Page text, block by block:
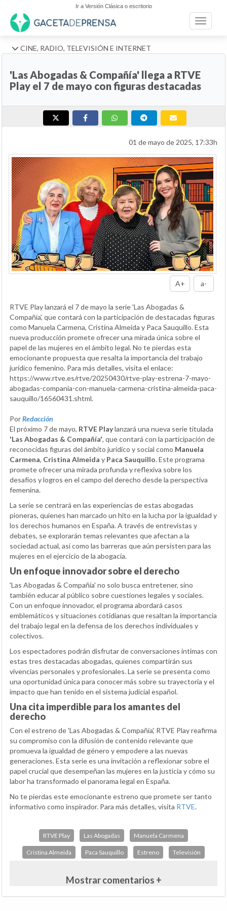
Ir a Versión Clásica o escritorio
Toggle
CINE, RADIO, TELEVISIÓN E INTERNET
'Las Abogadas & Compañía' llega a RTVE
Play el 7 de mayo con figuras destacadas
01 de mayo de 2025, 17:33h
A+ a-
RTVE Play lanzará el 7 de mayo la serie 'Las Abogadas &
Compañía', que contará con la participación de destacadas figuras
como Manuela Carmena, Cristina Almeida y Paca Sauquillo. Esta
nueva producción promete ofrecer una mirada única sobre el
papel de las mujeres en el ámbito legal. No te pierdas esta
emocionante propuesta que resalta la importancia del trabajo
jurídico femenino. Para más detalles, visita el enlace:
https://www.rtve.es/rtve/20250430/rtve-play-estrena-7-mayo-
abogadas-compania-con-manuela-carmena-cristina-almeida-paca-
sauquillo/16560431.shtml.
PorRedacción
El próximo 7 de mayo, RTVE Playlanzará una nueva serie titulada
'Las Abogadas & Compañía', que contará con la participación de
reconocidas figuras del ámbito jurídico y social como Manuela
Carmena, Cristina Almeida y Paca Sauquillo. Este programa
promete ofrecer una mirada profunda y reflexiva sobre los
desafíos y logros en el campo del derecho desde la perspectiva
femenina.
La serie se centrará en las experiencias de estas abogadas
pioneras, quienes han marcado un hito en la lucha por la igualdad y
los derechos humanos en España. A través de entrevistas y
debates, se explorarán temas relevantes que afectan a la
sociedad actual, así como las barreras que aún persisten para las
mujeres en el ejercicio de la abogacía.
Un enfoque innovador sobre el derecho
'Las Abogadas & Compañía' no solo busca entretener, sino
también educar al público sobre cuestiones legales y sociales.
Con un enfoque innovador, el programa abordará casos
emblemáticos y situaciones cotidianas que resaltan la importancia
del trabajo legal en la defensa de los derechos individuales y
colectivos.
Los espectadores podrán disfrutar de conversaciones íntimas con
estas tres destacadas abogadas, quienes compartirán sus
vivencias personales y profesionales. La serie se presenta como
una oportunidad única para conocer más sobre su trayectoria y el
impacto que han tenido en el sistema judicial español.
Una cita imperdible para los amantes del
derecho
Con el estreno de 'Las Abogadas & Compañía', RTVE Play reafirma
su compromiso con la difusión de contenido relevante que
promueva la igualdad de género y empodere a las nuevas
generaciones. Esta serie es una invitación a reflexionar sobre el
papel crucial que desempeñan las mujeres en la justicia y cómo su
labor ha transformado el panorama legal en España.
No te pierdas este emocionante estreno que promete ser tanto
informativo como inspirador. Para más detalles, visita RTVE.
RTVE Play Las Abogadas Manuela Carmena
Cristina Almeida Paca Sauquillo Estreno Televisión
Mostrar comentarios +